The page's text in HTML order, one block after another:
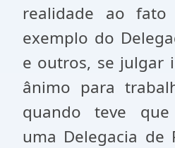
realidade ao
exemplo do
e outros, se julgar
ânimo para
quando teve
uma Delegacia de